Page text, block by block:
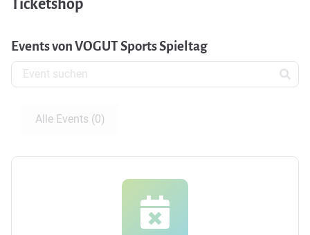
Ticketshop
Events von VOGUT Sports Spieltag
Alle Events (0)